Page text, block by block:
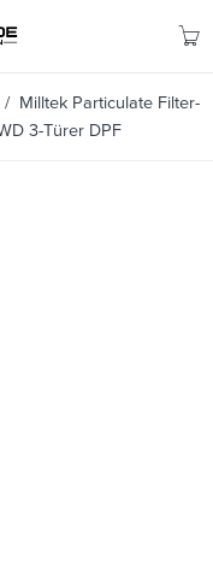
Milltek Particulate Filter-
3-Türer DPF